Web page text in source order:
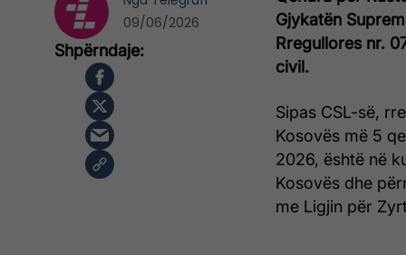
Gjykatën
Rregullores nr.
civil.
Sipas CSL-së,
Kosovës më 5
2026, është në
Kosovës dhe
me Ligjin për
09/06/2026